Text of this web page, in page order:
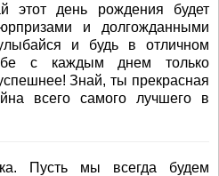
этот день рождения будет
и долгожданными
и будь в отличном
с каждым днем только
Знай, ты прекрасная
всего самого лучшего в
Пусть мы всегда будем